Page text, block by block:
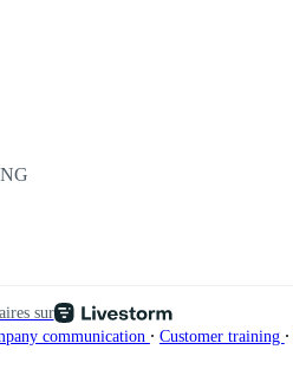
sur
communication ∙ Customer training ∙